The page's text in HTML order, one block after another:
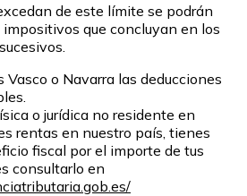
de este límite se podrán
que concluyan en los
Vasco o Navarra las deducciones
o jurídica no residente en
rentas en nuestro país, tienes
fiscal por el importe de tus
consultarlo en